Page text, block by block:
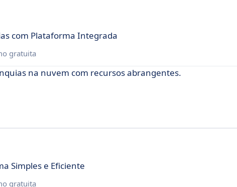
com Plataforma Integrada
gratuita
na nuvem com recursos abrangentes.
Simples e Eficiente
gratuita